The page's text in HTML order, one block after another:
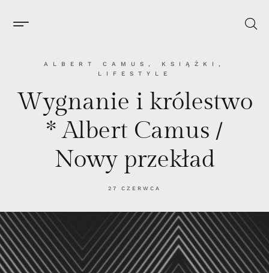
ALBERT CAMUS , KSIĄŻKI ,
LIFESTYLE
Wygnanie i królestwo
* Albert Camus /
Nowy przekład
27 CZERWCA